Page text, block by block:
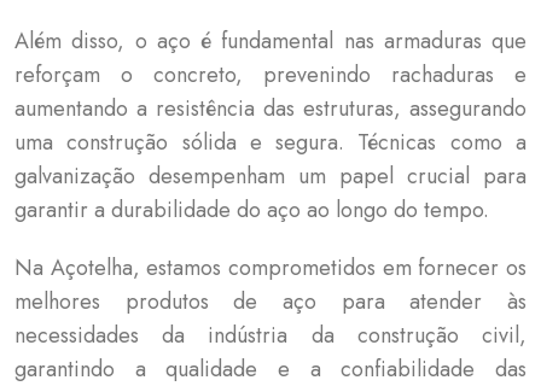
Além disso, o aço é fundamental nas armaduras que
reforçam o concreto, prevenindo rachaduras e
aumentando a resistência das estruturas, assegurando
uma construção sólida e segura. Técnicas como a
galvanização desempenham um papel crucial para
garantir a durabilidade do aço ao longo do tempo.
Na Açotelha, estamos comprometidos em fornecer os
melhores produtos de aço para atender às
necessidades da indústria da construção civil,
garantindo a qualidade e a confiabilidade das